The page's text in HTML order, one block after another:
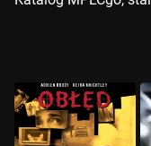
każdą okazję.
wersji językowej i